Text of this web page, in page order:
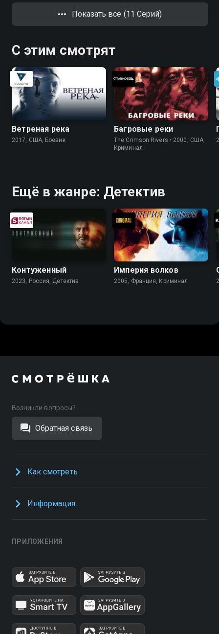
обнаруживают убитым… друга
Показать все (11 Серий)
С этим смотрят
Ветреная река
2017, США, Боевик
Багровые реки
The Crimson Rivers • 2000, США,
Криминал
Ещё в жанре: Детектив
Контуженный
2023, Россия, Детектив
Империя волков
2005, Франция, Криминал
Возникли вопросы?
Обратная связь
Как смотреть
Информация
ПРИЛОЖЕНИЯ